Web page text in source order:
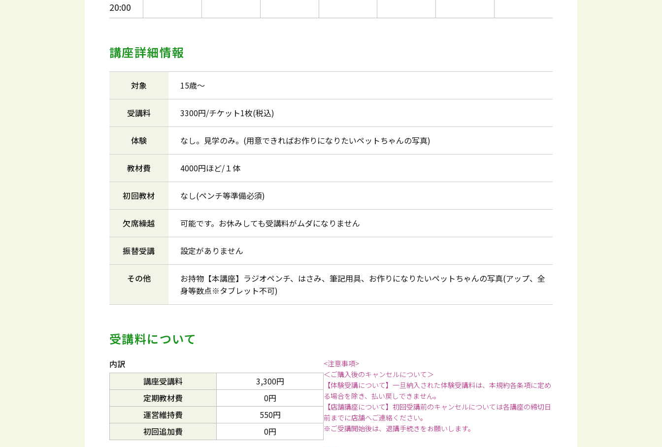
20:00
講座詳細情報
対象 15歳～
受講料 3300円/チケット1枚(税込)
体験 なし。見学のみ。(用意できればお作りになりたいペットちゃんの写真)
教材費 4000円ほど/１体
初回教材 なし(ペンチ等準備必須)
欠席繰越 可能です。お休みしても受講料がムダになりません
振替受講 設定がありません
その他
お持物【本講座】ラジオペンチ、はさみ、筆記用具、お作りになりたいペットちゃんの写真(アップ、全
身等数点※タブレット不可)
受講料について
内訳
講座受講料
3,300円
定期教材費
0円
運営維持費
550円
初回追加費
0円
<注意事項>
＜ご購入後のキャンセルについて＞
【体験受講について】一旦納入された体験受講料は、本規約各条項に定め
る場合を除き、払い戻しできません。
【店舗講座について】初回受講前のキャンセルについては各講座の締切日
前までに店舗へご連絡ください。
※ご受講開始後は、退講手続きをお願いします。